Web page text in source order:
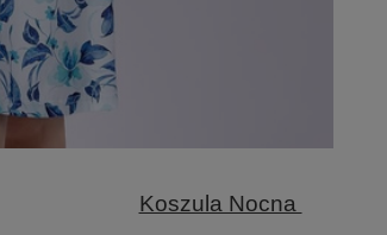
Koszula Nocna